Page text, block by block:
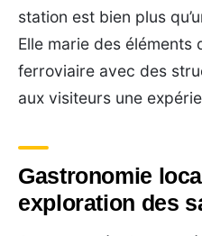
station est bien plus
Elle marie des éléments
ferroviaire avec des
aux visiteurs une
Gastronomie
exploration des